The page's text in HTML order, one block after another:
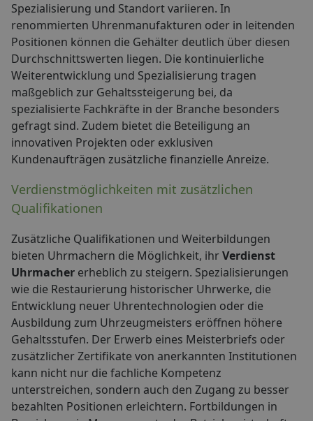
Spezialisierung und Standort variieren. In
renommierten Uhrenmanufakturen oder in leitenden
Positionen können die Gehälter deutlich über diesen
Durchschnittswerten liegen. Die kontinuierliche
Weiterentwicklung und Spezialisierung tragen
maßgeblich zur Gehaltssteigerung bei, da
spezialisierte Fachkräfte in der Branche besonders
gefragt sind. Zudem bietet die Beteiligung an
innovativen Projekten oder exklusiven
Kundenaufträgen zusätzliche finanzielle Anreize.
Verdienstmöglichkeiten mit zusätzlichen
Qualifikationen
Zusätzliche Qualifikationen und Weiterbildungen
bieten Uhrmachern die Möglichkeit, ihrVerdienst
Uhrmacher erheblich zu steigern. Spezialisierungen
wie die Restaurierung historischer Uhrwerke, die
Entwicklung neuer Uhrentechnologien oder die
Ausbildung zum Uhrzeugmeisters eröffnen höhere
Gehaltsstufen. Der Erwerb eines Meisterbriefs oder
zusätzlicher Zertifikate von anerkannten Institutionen
kann nicht nur die fachliche Kompetenz
unterstreichen, sondern auch den Zugang zu besser
bezahlten Positionen erleichtern. Fortbildungen in